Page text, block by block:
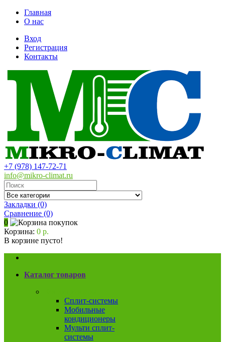
Главная
О нас
Вход
Регистрация
Контакты
+7 (978) 147-72-71
info@mikro-climat.ru
Закладки (0)
Сравнение (0)
0
Корзина: 0 р.
В корзине пусто!
Каталог товаров
Сплит-системы
Мобильные
кондиционеры
Мульти сплит-
системы